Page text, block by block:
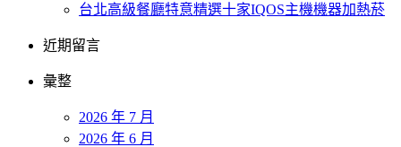
台北高級餐廳特意精選十家IQOS主機機器加熱菸
近期留言
彙整
2026 年 7 月
2026 年 6 月